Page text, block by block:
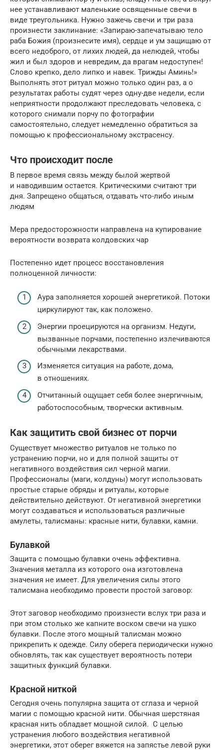
нее устанавливают маленькие освященные свечи в
виде треугольника. Нужно зажечь свечи и три раза
произнести заклинание: «Запираю-запечатываю тело
раба Божия (произнесите имя), сердце и ум защищаю от
всего недоброго, от лихих людей, да нелюдей, чтобы
жил и был здоров и невредим, да врагам недоступен!
Слово крепко, дело липко и навек. Трижды Аминь!»
Выполнять этот ритуал можно только один раз, а о
результатах работы судят через одну-две недели, если
неприятности продолжают преследовать человека, с
которого снимали порчу по фотографии
самостоятельно, следует немедленно обратиться за
помощью к профессиональному экстрасенсу.
Что происходит после
В первое время связь между былой жертвой
и наводившим остается. Критическими считают три
дня. Запрещено общаться, отдавать что-либо иным
людям
Мера предосторожности направлена на купирование
вероятности возврата колдовских чар
Постепенно идет процесс восстановления
полноценной личности:
Аура заполняется хорошей энергетикой. Потоки
циркулируют так, как положено.
Энергии проецируются на организм. Недуги,
вызванные порчами, постепенно излечиваются
обычными лекарствами.
Изменяется ситуация на работе, дома,
в отношениях.
Отчитанный ощущает себя более энергичным,
работоспособным, творчески активным.
Как защитить свой бизнес от порчи
Существует множество ритуалов не только по
устранению порчи, но и для полной защиты от
негативного воздействия сил черной магии.
Профессионалы (маги, колдуны) могут использовать
простые старые обряды и ритуалы, которые
действительно действуют. От негативной энергетики
могут создаваться и использоваться различные
амулеты, талисманы: красные нити, булавки, камни.
Булавкой
Защита с помощью булавки очень эффективна.
Значения металла из которого она изготовлена
значения не имеет. Для увеличения силы этого
талисмана необходимо провести простой заговор:
Этот заговор необходимо произнести вслух три раза и
при этом столько же капните воском свечи на ушко
булавки. После этого мощный талисман можно
прикрепить к одежде. Силу оберега периодически нужно
обновлять, так как существует вероятность потери
защитных функций булавки.
Красной ниткой
Сегодня очень популярна защита от сглаза и черной
магии с помощью красной нити. Обычная шерстяная
красная нить обладает мощной силой. С целью
устранения любого воздействия негативной
энергетики, этот оберег вяжется на запястье левой руки